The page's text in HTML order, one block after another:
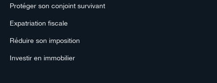
Protéger son conjoint survivant
Expatriation fiscale
Réduire son imposition
Investir en immobilier